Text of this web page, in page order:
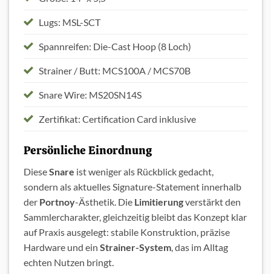
Lugs: MSL-SCT
Spannreifen: Die-Cast Hoop (8 Loch)
Strainer / Butt: MCS100A / MCS70B
Snare Wire: MS20SN14S
Zertifikat: Certification Card inklusive
Persönliche Einordnung
DieseSnare ist weniger als Rückblick gedacht,
sondern als aktuelles Signature-Statement innerhalb
der Portnoy-Ästhetik. Die Limitierungverstärkt den
Sammlercharakter, gleichzeitig bleibt das Konzept klar
auf Praxis ausgelegt: stabile Konstruktion, präzise
Hardware und ein Strainer-System, das im Alltag
echten Nutzen bringt.